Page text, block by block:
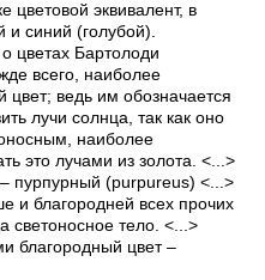
цветовой эквивалент, в
и синий (голубой).
цветах Бартолоди
всего, наиболее
цвет; ведь им обозначается
лучи солнца, так как оно
наиболее
это лучами из золота. <...>
пурпурный (purpureus) <...>
и благородней всех прочих
светоносное тело. <...>
благородный цвет –